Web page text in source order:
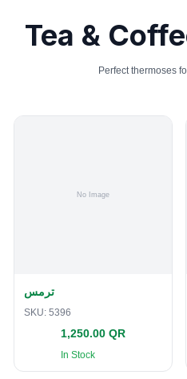
Tea &
Perfect thermoses
ترمس
SKU: 5396
1,250.00 QR
In Stock